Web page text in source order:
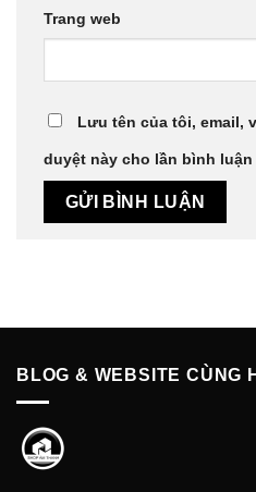
Trang web
Lưu tên của tôi, email,
duyệt này cho lần bình
BLOG & WEBSITE CÙNG